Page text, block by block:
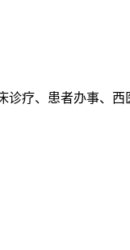
疗、患者办事、